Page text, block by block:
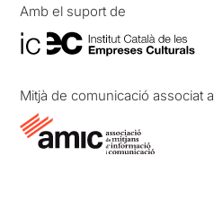
Amb el suport de
Mitjà de comunicació associat a